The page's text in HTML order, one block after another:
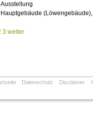
Ausstellung
Hauptgebäude
3 weiter
Datenschutz Disclaimer